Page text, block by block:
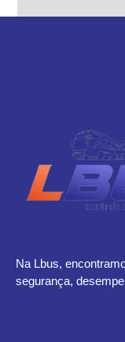
Na Lbus,
segurança,